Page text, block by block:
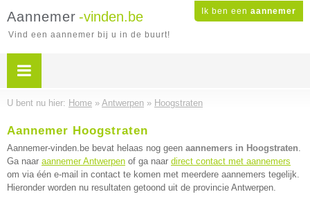
Ik ben een aannemer
Aannemer -vinden.be
Vind een aannemer bij u in de buurt!
U bent nu hier: Home » Antwerpen » Hoogstraten
Aannemer Hoogstraten
Aannemer-vinden.be bevat helaas nog geen aannemers in Hoogstraten.
Ga naar aannemer Antwerpen of ga naar direct contact met aannemers
om via één e-mail in contact te komen met meerdere aannemers tegelijk.
Hieronder worden nu resultaten getoond uit de provincie Antwerpen.